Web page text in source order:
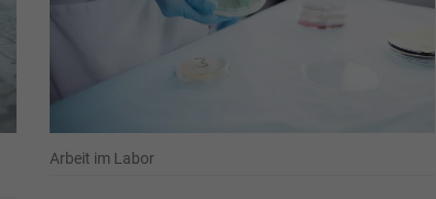
Arbeit im Labor